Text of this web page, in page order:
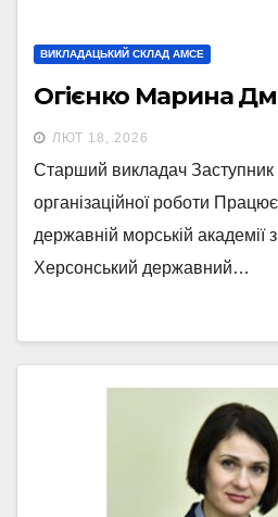
ВИКЛАДАЦЬКИЙ СКЛАД АМСЕ
Огієнко Марина
ЛЮТ 18, 2026
Старший викладач Заступник
організаційної роботи
державній морській академії
Херсонський державний…